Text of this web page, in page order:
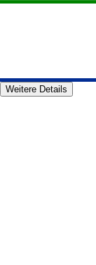
Weitere Details